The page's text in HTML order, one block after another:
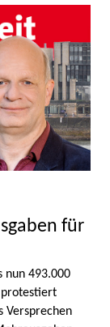
für
nun 493.000
protestiert
Versprechen